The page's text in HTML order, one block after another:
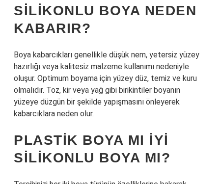
SILIKONLU BOYA NEDEN
KABARIR?
Boya kabarcıkları genellikle düşük nem, yetersiz yüzey
hazırlığı veya kalitesiz malzeme kullanımı nedeniyle
oluşur. Optimum boyama için yüzey düz, temiz ve kuru
olmalıdır. Toz, kir veya yağ gibi birikintiler boyanın
yüzeye düzgün bir şekilde yapışmasını önleyerek
kabarcıklara neden olur.
PLASTIK BOYA MI IYI
SILIKONLU BOYA MI?